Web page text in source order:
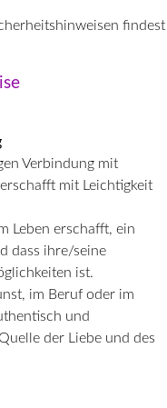
findest
Verbindung mit
mit Leichtigkeit
Leben erschafft, ein
dass ihre/seine
ist.
im Beruf oder im
und
der Liebe und des